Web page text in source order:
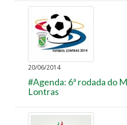
20/06/2014
#Agenda: 6ª rodada do
Lontras